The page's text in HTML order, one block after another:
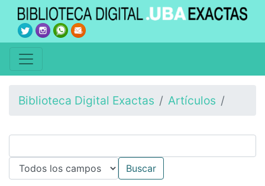
Biblioteca Digital Exactas Artículos